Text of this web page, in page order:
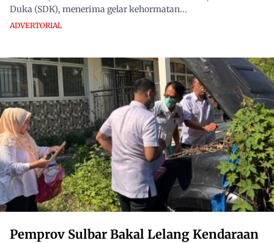
Duka (SDK), menerima gelar kehormatan...
ADVERTORIAL
Pemprov Sulbar Bakal Lelang Kendaraan